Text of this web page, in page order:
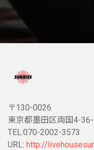
〒130-0026
東京都墨田区両国4-
TEL:070-2002-3573
URL: http://